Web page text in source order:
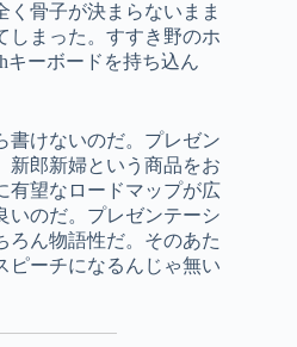
く骨子が決まらないまま
しまった。すすき野のホ
キーボードを持ち込ん
書けないのだ。プレゼン
新郎新婦という商品をお
有望なロードマップが広
いのだ。プレゼンテーシ
ろん物語性だ。そのあた
ピーチになるんじゃ無い